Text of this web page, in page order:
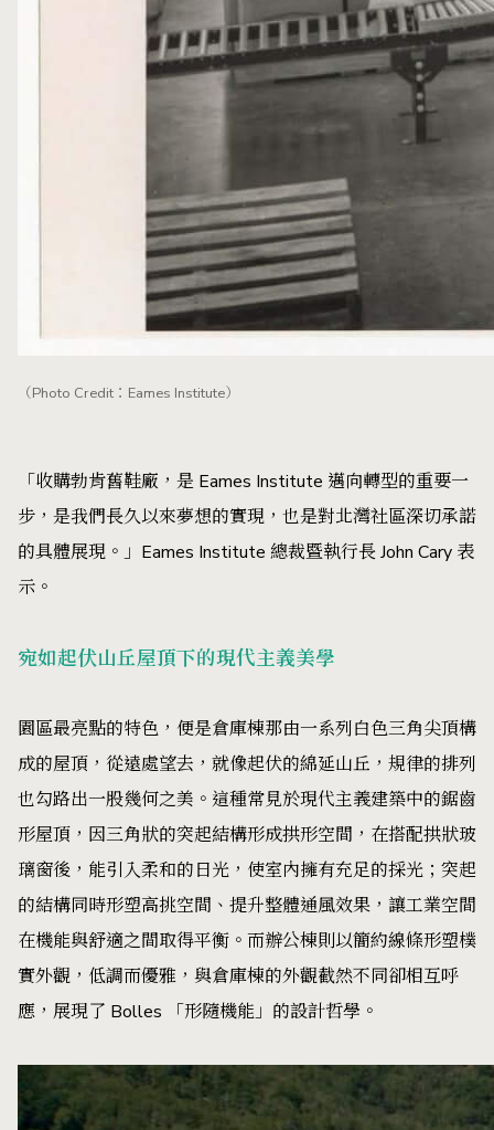
（Photo Credit：Eames Institute）
「收購勃肯舊鞋廠，是 Eames Institute 邁向轉型的重要一
步，是我們長久以來夢想的實現，也是對北灣社區深切承諾
的具體展現。」Eames Institute 總裁暨執行長 John Cary 表
示。
宛如起伏山丘屋頂下的現代主義美學
園區最亮點的特色，便是倉庫棟那由一系列白色三角尖頂構
成的屋頂，從遠處望去，就像起伏的綿延山丘，規律的排列
也勾路出一股幾何之美。這種常見於現代主義建築中的鋸齒
形屋頂，因三角狀的突起結構形成拱形空間，在搭配拱狀玻
璃窗後，能引入柔和的日光，使室內擁有充足的採光；突起
的結構同時形塑高挑空間、提升整體通風效果，讓工業空間
在機能與舒適之間取得平衡。而辦公棟則以簡約線條形塑樸
實外觀，低調而優雅，與倉庫棟的外觀截然不同卻相互呼
應，展現了 Bolles 「形隨機能」的設計哲學。